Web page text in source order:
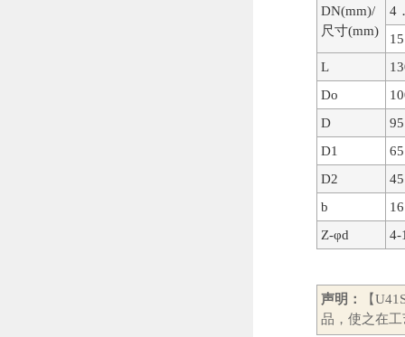
DN(mm)/
尺寸(mm)
4
15
L
Do
D
95
D1
65
D2
45
b
16
Z-φd
4-
声明：
【
品，使之在